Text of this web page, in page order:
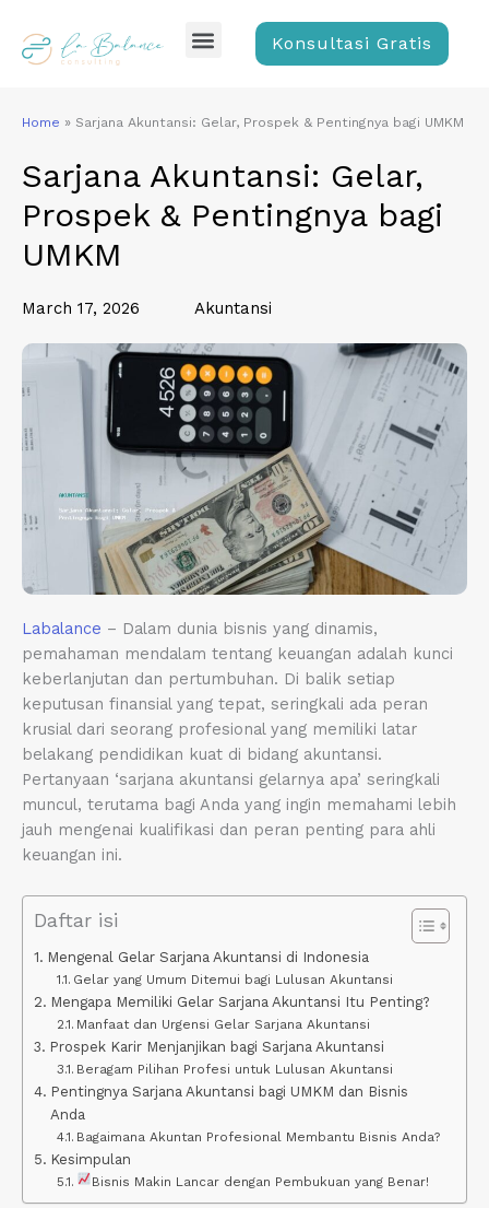
content
Menu Konsultasi Gratis
Home » Sarjana Akuntansi: Gelar, Prospek & Pentingnya bagi UMKM
Sarjana Akuntansi: Gelar,
Prospek & Pentingnya bagi
UMKM
March 17, 2026 Akuntansi
Labalance – Dalam dunia bisnis yang dinamis,
pemahaman mendalam tentang keuangan adalah kunci
keberlanjutan dan pertumbuhan. Di balik setiap
keputusan finansial yang tepat, seringkali ada peran
krusial dari seorang profesional yang memiliki latar
belakang pendidikan kuat di bidang akuntansi.
Pertanyaan ‘sarjana akuntansi gelarnya apa’ seringkali
muncul, terutama bagi Anda yang ingin memahami lebih
jauh mengenai kualifikasi dan peran penting para ahli
keuangan ini.
Daftar isi
Mengenal Gelar Sarjana Akuntansi di Indonesia
Gelar yang Umum Ditemui bagi Lulusan Akuntansi
Mengapa Memiliki Gelar Sarjana Akuntansi Itu Penting?
Manfaat dan Urgensi Gelar Sarjana Akuntansi
Prospek Karir Menjanjikan bagi Sarjana Akuntansi
Beragam Pilihan Profesi untuk Lulusan Akuntansi
Pentingnya Sarjana Akuntansi bagi UMKM dan Bisnis
Anda
Bagaimana Akuntan Profesional Membantu Bisnis Anda?
Kesimpulan
Bisnis Makin Lancar dengan Pembukuan yang Benar!